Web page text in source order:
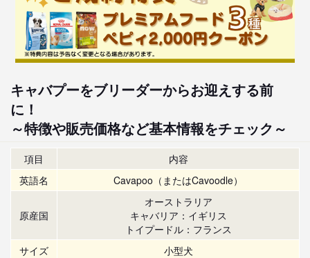
キャバプーをブリーダーからお迎えする前
に！
～特徴や販売価格など基本情報をチェック～
項目
内容
英語名
Cavapoo（またはCavoodle）
原産国
オーストラリア
キャバリア：イギリス
トイプードル：フランス
サイズ
小型犬